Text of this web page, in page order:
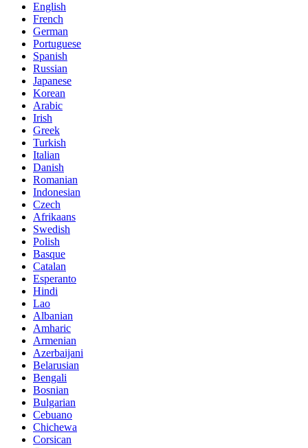
English
French
German
Portuguese
Spanish
Russian
Japanese
Korean
Arabic
Irish
Greek
Turkish
Italian
Danish
Romanian
Indonesian
Czech
Afrikaans
Swedish
Polish
Basque
Catalan
Esperanto
Hindi
Lao
Albanian
Amharic
Armenian
Azerbaijani
Belarusian
Bengali
Bosnian
Bulgarian
Cebuano
Chichewa
Corsican